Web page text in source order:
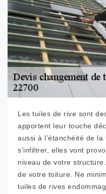
Les tuiles de rive sont
apportent leur touche
aussi à l’étanchéité de
s’infiltrer, elles vont
niveau de votre
de votre toiture. Ne
tuiles de rives